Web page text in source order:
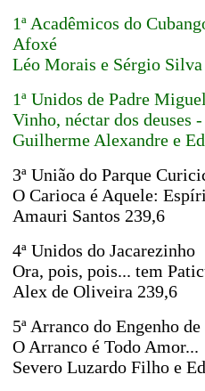
1ª Acadêmicos do
Afoxé
Léo Morais e Sérgio
1ª Unidos de Padre Miguel
Vinho, néctar dos deuses
Guilherme Alexandre e
3ª União do Parque
O Carioca é Aquele:
Amauri Santos 239,6
4ª Unidos do Jacarezinho
Ora, pois, pois... tem
Alex de Oliveira 239,6
5ª Arranco do Engenho
O Arranco é Todo Amor...
Severo Luzardo Filho e